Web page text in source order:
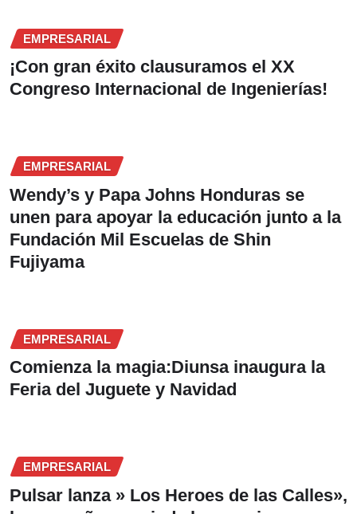
EMPRESARIAL
¡Con gran éxito clausuramos el XX
Congreso Internacional de Ingenierías!
EMPRESARIAL
Wendy’s y Papa Johns Honduras se
unen para apoyar la educación junto a la
Fundación Mil Escuelas de Shin
Fujiyama
EMPRESARIAL
Comienza la magia:Diunsa inaugura la
Feria del Juguete y Navidad
EMPRESARIAL
Pulsar lanza » Los Heroes de las Calles»,